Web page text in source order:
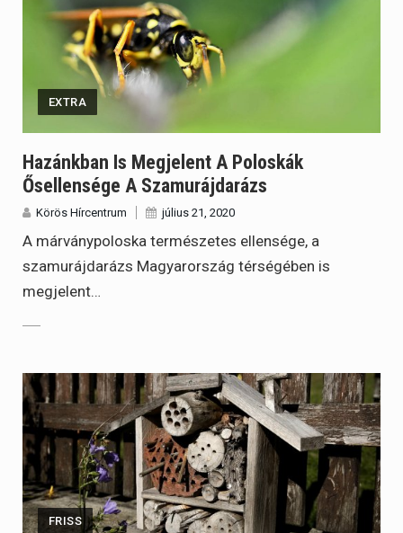
EXTRA
Hazánkban Is Megjelent A Poloskák
Ősellensége A Szamurájdarázs
Körös Hírcentrum július 21, 2020
A márványpoloska természetes ellensége, a
szamurájdarázs Magyarország térségében is
megjelent…
FRISS